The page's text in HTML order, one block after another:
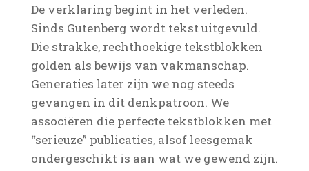
De verklaring begint in het verleden.
Sinds Gutenberg wordt tekst uitgevuld.
Die strakke, rechthoekige tekstblokken
golden als bewijs van vakmanschap.
Generaties later zijn we nog steeds
gevangen in dit denkpatroon. We
associëren die perfecte tekstblokken met
“serieuze” publicaties, alsof leesgemak
ondergeschikt is aan wat we gewend zijn.